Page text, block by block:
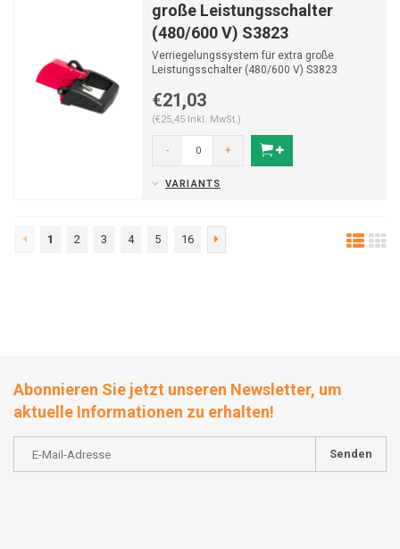
große Leistungsschalter
(480/600 V) S3823
Verriegelungssystem für extra große
Leistungsschalter (480/600 V) S3823
€21,03
(€25,45 Inkl. MwSt.)
- +
VARIANTS
1 2 3 4 5 16
Abonnieren Sie jetzt unseren Newsletter, um
aktuelle Informationen zu erhalten!
Senden